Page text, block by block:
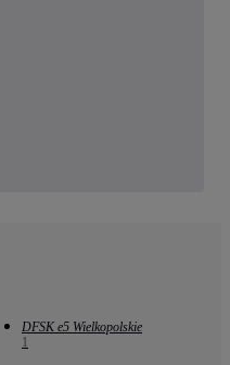
DFSK e5 Wielkopolskie
1